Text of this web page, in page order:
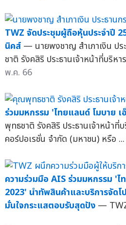
TWZ จัดประชุมผู้ถือหุ้นประจำปี
นิคส์ — นายพงชาญ สำเภาเงิน ปร
ชาติ รังคสิริ ประธานเจ้าหน้าที่บริห
พ.ค. 66
ร่วมมหกรรม 'ไทยแลนด์ โมบาย เ
พุทธชาติ รังคสิริ ประธานเจ้าหน้า
คอร์ปอเรชั่น จำกัด (มหาชน) หรือ ...
ความร่วมมือ AIS ร่วมมหกรรม 'ไ
2023' นำทัพสินค้าและบริการจัด
มั่นใจกระแสตอบรับสุดปัง —